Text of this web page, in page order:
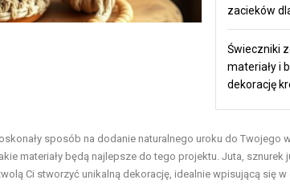
zacieków
Świeczniki
materiały i
dekorację
sposób na dodanie naturalnego uroku do Twojego
materiały będą najlepsze do tego projektu. Juta, sznurek
Ci stworzyć unikalną dekorację, idealnie wpisującą się